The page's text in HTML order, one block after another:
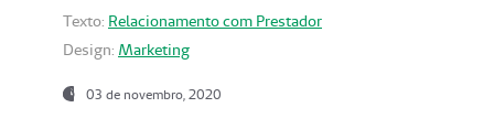
Texto: Relacionamento com Prestador
Design: Marketing
03 de novembro, 2020